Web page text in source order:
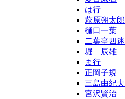
は行
萩原朔太郎
樋口一葉
二葉亭四迷
堀 辰雄
ま行
正岡子規
三島由紀夫
宮沢賢治